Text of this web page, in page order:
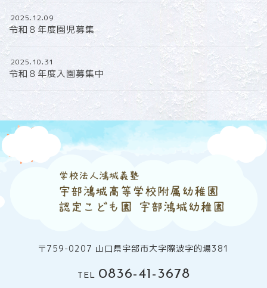
2025.12.09
令和８年度園児募集
2025.10.31
令和８年度入園募集中
〒759-0207 山口県宇部市大字際波字的場381
TEL 0836-41-3678